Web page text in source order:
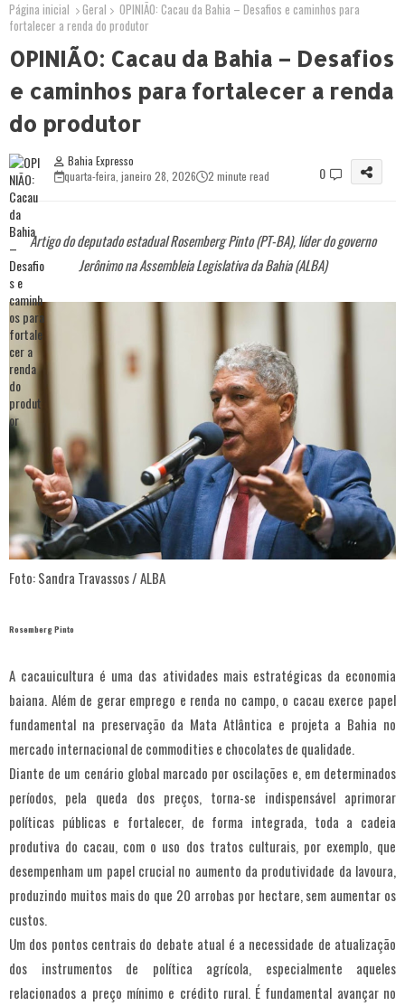
Página inicial Geral
OPINIÃO: Cacau da Bahia – Desafios e caminhos para
fortalecer a renda do produtor
OPINIÃO: Cacau da Bahia – Desafios
e caminhos para fortalecer a renda
do produtor
Bahia Expresso
quarta-feira, janeiro 28, 2026
2 minute read 0
Artigo do deputado estadual Rosemberg Pinto (PT-BA), líder do governo
Jerônimo na Assembleia Legislativa da Bahia (ALBA)
Foto: Sandra Travassos / ALBA
Rosemberg Pinto
A cacauicultura é uma das atividades mais estratégicas da economia
baiana. Além de gerar emprego e renda no campo, o cacau exerce papel
fundamental na preservação da Mata Atlântica e projeta a Bahia no
mercado internacional de commodities e chocolates de qualidade.
Diante de um cenário global marcado por oscilações e, em determinados
períodos, pela queda dos preços, torna-se indispensável aprimorar
políticas públicas e fortalecer, de forma integrada, toda a cadeia
produtiva do cacau, com o uso dos tratos culturais, por exemplo, que
desempenham um papel crucial no aumento da produtividade da lavoura,
produzindo muitos mais do que 20 arrobas por hectare, sem aumentar os
custos.
Um dos pontos centrais do debate atual é a necessidade de atualização
dos instrumentos de política agrícola, especialmente aqueles
relacionados a preço mínimo e crédito rural. É fundamental avançar no